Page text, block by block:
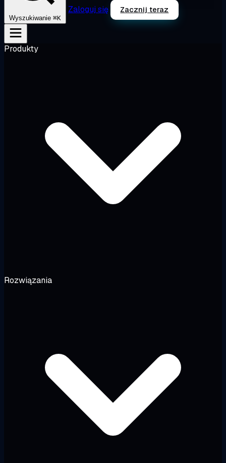
Wyszukiwanie ⌘K
Zaloguj się Zacznij teraz
Produkty
Rozwiązania